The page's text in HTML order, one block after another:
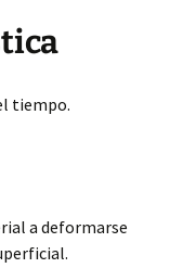
tiempo.
a deformarse